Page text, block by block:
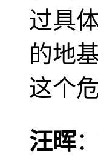
过具
的地
这个
汪晖